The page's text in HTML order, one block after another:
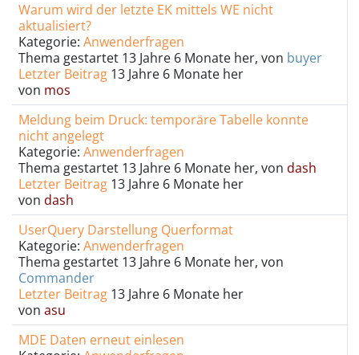
Warum wird der letzte EK mittels WE nicht
aktualisiert?
Kategorie: Anwenderfragen
Thema gestartet 13 Jahre 6 Monate her, von buyer
Letzter Beitrag 13 Jahre 6 Monate her
von mos
Meldung beim Druck: temporäre Tabelle konnte
nicht angelegt
Kategorie: Anwenderfragen
Thema gestartet 13 Jahre 6 Monate her, von dash
Letzter Beitrag 13 Jahre 6 Monate her
von dash
UserQuery Darstellung Querformat
Kategorie: Anwenderfragen
Thema gestartet 13 Jahre 6 Monate her, von
Commander
Letzter Beitrag 13 Jahre 6 Monate her
von asu
MDE Daten erneut einlesen